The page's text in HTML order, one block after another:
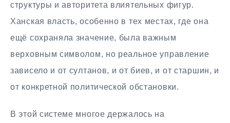
структуры и авторитета влиятельных фигур.
Ханская власть, особенно в тех местах, где она
ещё сохраняла значение, была важным
верховным символом, но реальное управление
зависело и от султанов, и от биев, и от старшин, и
от конкретной политической обстановки.
В этой системе многое держалось на